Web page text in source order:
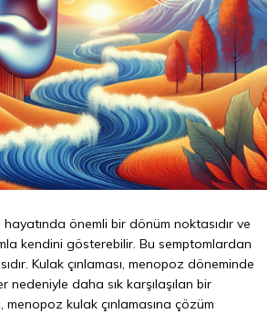
hayatında önemli bir dönüm noktasıdır ve
kendini gösterebilir. Bu semptomlardan
Kulak çınlaması, menopoz döneminde
nedeniyle daha sık karşılaşılan bir
menopoz kulak çınlamasına çözüm